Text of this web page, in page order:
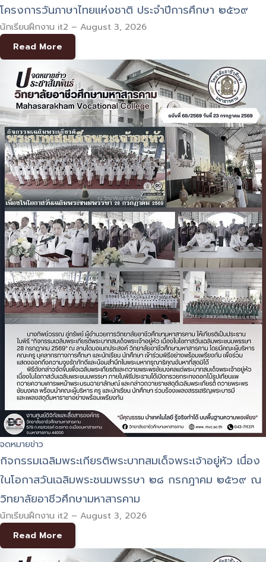
โครงการวันภาษาไทยแห่งชาติ ประจำปีการศึกษา ๒๕๖๙
นักเรียนฝึกงาน it2 – August 3, 2026
Read More
จดหมายข่าว
กิจกรรมเฉลิมพระเกียรติพระบาทสมเด็จพระเจ้าอยู่หัว เนื่อง
ในโอกาสวันเฉลิมพระชนมพรรษา ๒๘ กรกฎาคม ๒๕๖๙ ณ
วิทยาลัยอาชีวศึกษามหาสารคาม
นักเรียนฝึกงาน it2 – August 3, 2026
Read More